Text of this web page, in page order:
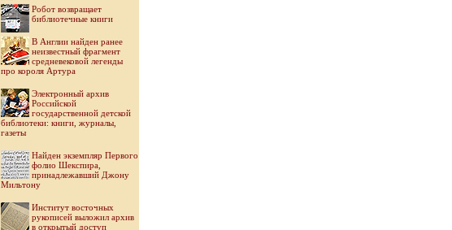
Робот возвращает
библиотечные книги
В Англии найден ранее
неизвестный фрагмент
средневековой легенды
про короля Артура
Электронный архив
Российской
государственной детской
библиотеки: книги, журналы,
газеты
Найден экземпляр Первого
фолио Шекспира,
принадлежавший Джону
Мильтону
Институт восточных
рукописей выложил архив
в открытый доступ